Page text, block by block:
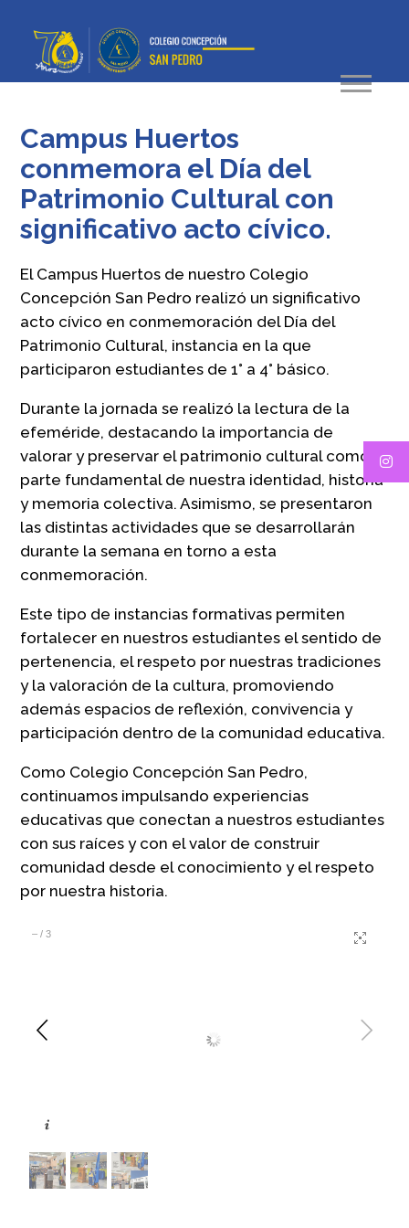
Campus Huertos
conmemora el Día del
Patrimonio Cultural con
significativo acto cívico.
El Campus Huertos de nuestro Colegio
Concepción San Pedro realizó un significativo
acto cívico en conmemoración del Día del
Patrimonio Cultural, instancia en la que
participaron estudiantes de 1° a 4° básico.
Durante la jornada se realizó la lectura de la
efeméride, destacando la importancia de
valorar y preservar el patrimonio cultural como
parte fundamental de nuestra identidad, historia
y memoria colectiva. Asimismo, se presentaron
las distintas actividades que se desarrollarán
durante la semana en torno a esta
conmemoración.
Este tipo de instancias formativas permiten
fortalecer en nuestros estudiantes el sentido de
pertenencia, el respeto por nuestras tradiciones
y la valoración de la cultura, promoviendo
además espacios de reflexión, convivencia y
participación dentro de la comunidad educativa.
Como Colegio Concepción San Pedro,
continuamos impulsando experiencias
educativas que conectan a nuestros estudiantes
con sus raíces y con el valor de construir
comunidad desde el conocimiento y el respeto
por nuestra historia.
– /3